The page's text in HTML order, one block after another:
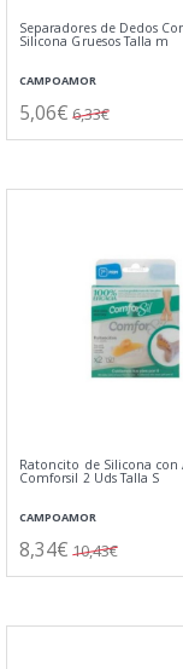
Separadores de Dedos
Silicona Gruesos Talla m
CAMPOAMOR
5,06€ 6,33€
Ratoncito de Silicona con
Comforsil 2 Uds Talla S
CAMPOAMOR
8,34€ 10,43€